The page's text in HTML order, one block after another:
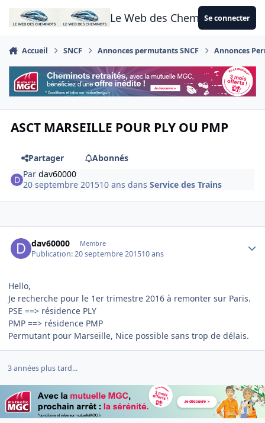
Aller au contenu
Le Web des CheminotsSe connecter
Accueil SNCF Annonces permutants SNCF Annonces
ASCT MARSEILLE POUR PLY OU PMP
Partager
Abonnés
Pardav60000
20 septembre 201510 ans dansService des Trains
dav60000 Membre
Publication:20 septembre 201510 ans
Hello,
Je recherche pour le 1er trimestre 2016 à remonter sur Paris.
PSE ==> résidence PLY
PMP ==> résidence PMP
Permutant pour Marseille, Nice possible sans trop de délais.
3 années plus tard...